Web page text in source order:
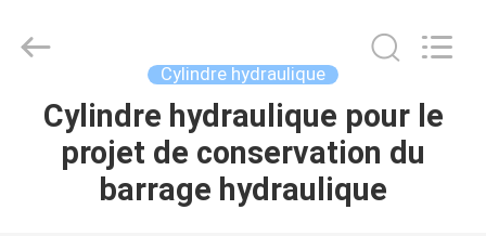
MAISON
EQUIPMENT
CO.,LTD.
Cylindre hydraulique
Cylindre hydraulique pour le
projet de conservation du
barrage hydraulique